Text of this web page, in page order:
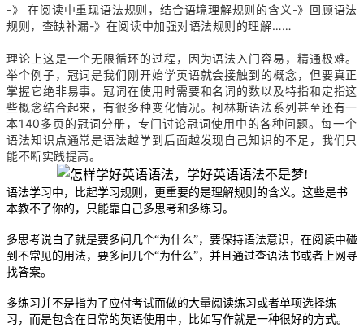
-》 在阅读中重现语法规则，结合语境理解规则的含义-》回顾语法
规则，查缺补漏-》在阅读中加强对语法规则的理解……
理论上这是一个无限循环的过程，因为语法入门容易，精通极难。
举个例子，冠词是我们刚开始学英语就会接触到的概念，但要真正
掌握它绝非易事。冠词在使用时需要和名词的数以及特指和定指这
些概念结合起来，有很多种变化情况。柯林斯语法系列甚至还有一
本140多页的冠词分册，专门讨论冠词使用中的各种问题。每一个
语法知识点通常是语法越学到后面越发现自己知识的不足，我们只
能不断实践提高。
语法学习中，比起学习规则，更重要的是理解规则的含义。这些是书
本教不了你的，只能靠自己多思考和多练习。
多思考说白了就是要多问几个“为什么”，要保持语法意识，在阅读中碰
到不常见的用法，要多问几个“为什么”，并且通过查语法书或者上网寻
找答案。
多练习并不是指为了应付考试而做的大量阅读练习或者单项选择练
习，而是包含在日常的英语使用中，比如写作就是一种很好的方式。